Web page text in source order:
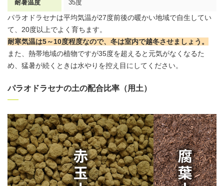
耐暑温度 35度
パラオドラセナは平均気温が27度前後の暖かい地域で自生してい
て、20度以上でよく育ちます。
耐寒気温は5～10度程度なので、冬は室内で越冬させましょう。
また、熱帯地域の植物ですが35度を超えると元気がなくなるた
め、猛暑が続くときは水やりを控え目にしてください。
パラオドラセナの土の配合比率（用土）